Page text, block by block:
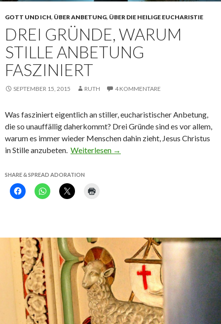
GOTT UND ICH, ÜBER ANBETUNG, ÜBER DIE HEILIGE EUCHARISTIE
DREI GRÜNDE, WARUM
STILLE ANBETUNG
FASZINIERT
SEPTEMBER 15, 2015 RUTH 4 KOMMENTARE
Was fasziniert eigentlich an stiller, eucharistischer Anbetung,
die so unauffällig daherkommt? Drei Gründe sind es vor allem,
warum es immer wieder Menschen dahin zieht, Jesus Christus
in Stille anzubeten. Weiterlesen →
SHARE & SPREAD ADORATION